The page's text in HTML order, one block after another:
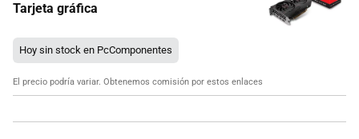
Tarjeta gráfica
Hoy sin stock en PcComponentes
El precio podría variar. Obtenemos comisión por estos enlaces